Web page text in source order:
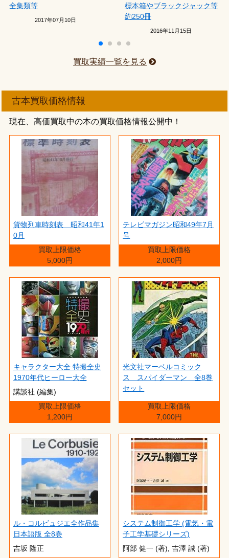
全集類等
2017年07月10日
標本箱やブラックジャック等
約250冊
2016年11月15日
買取実績一覧を見る
古本買取価格情報
現在、高価買取中の本の買取価格情報公開中！
貨物列車時刻表 昭和41年1
0月
買取上限価格
5,000円
テレビマガジン昭和49年7月
号
買取上限価格
2,000円
キャラクター大全 特撮全史
1970年代ヒーロー大全
講談社 (編集)
買取上限価格
1,200円
光文社マーベルコミック
ス スパイダーマン 全8巻
セット
買取上限価格
7,000円
ル・コルビュジエ全作品集
日本語版 全8巻
吉坂 隆正
システム制御工学 (電気・電
子工学基礎シリーズ)
阿部 健一 (著),‎ 吉澤 誠 (著)